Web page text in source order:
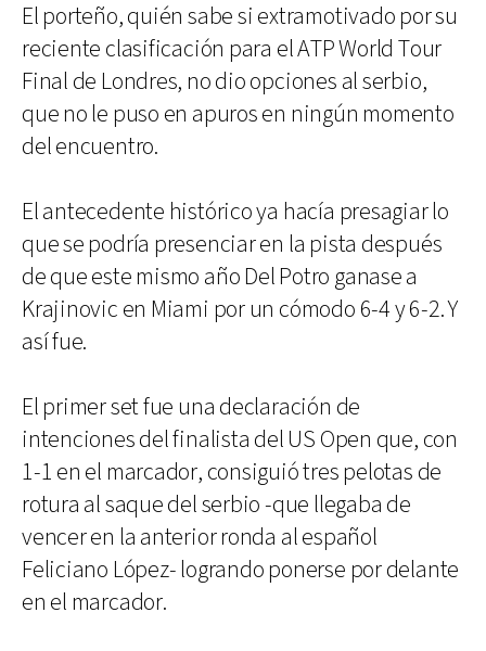
El porteño, quién sabe si extramotivado por su
reciente clasificación para el ATP World Tour
Final de Londres, no dio opciones al serbio,
que no le puso en apuros en ningún momento
del encuentro.
El antecedente histórico ya hacía presagiar lo
que se podría presenciar en la pista después
de que este mismo año Del Potro ganase a
Krajinovic en Miami por un cómodo 6-4 y 6-2. Y
así fue.
El primer set fue una declaración de
intenciones del finalista del US Open que, con
1-1 en el marcador, consiguió tres pelotas de
rotura al saque del serbio -que llegaba de
vencer en la anterior ronda al español
Feliciano López- logrando ponerse por delante
en el marcador.